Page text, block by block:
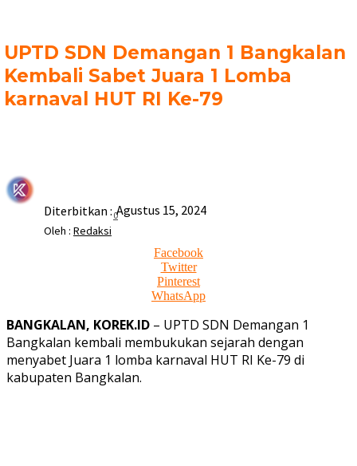
UPTD SDN Demangan 1 Bangkalan
Kembali Sabet Juara 1 Lomba
karnaval HUT RI Ke-79
Oleh : Redaksi
0
Diterbitkan : Agustus 15, 2024
Facebook
Twitter
Pinterest
WhatsApp
BANGKALAN, KOREK.ID – UPTD SDN Demangan 1
Bangkalan kembali membukukan sejarah dengan
menyabet Juara 1 lomba karnaval HUT RI Ke-79 di
kabupaten Bangkalan.